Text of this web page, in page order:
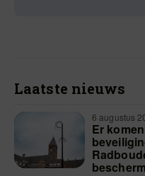
Laatste nieuws
6 augustus
Er